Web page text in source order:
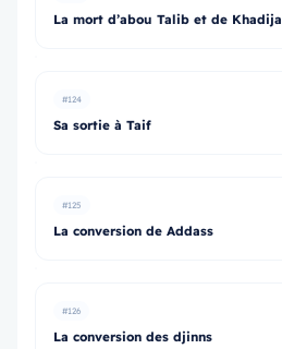
La mort d’abou Talib et de Khadija
#124
Sa sortie à Taif
#125
La conversion de Addass
#126
La conversion des djinns